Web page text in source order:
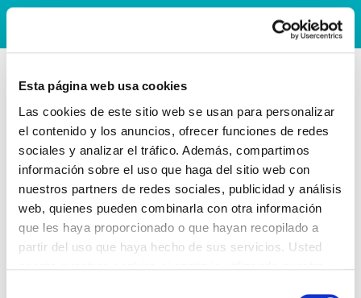
Esta página web usa cookies
Las cookies de este sitio web se usan para personalizar
el contenido y los anuncios, ofrecer funciones de redes
sociales y analizar el tráfico. Además, compartimos
información sobre el uso que haga del sitio web con
nuestros partners de redes sociales, publicidad y análisis
web, quienes pueden combinarla con otra información
que les haya proporcionado o que hayan recopilado a
partir del uso que haya hecho de sus servicios. Usted